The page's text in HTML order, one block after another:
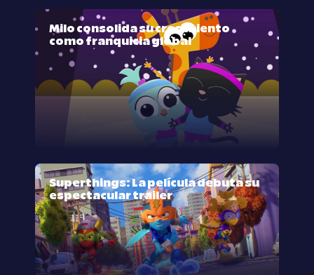
Milo consolida su crecimiento
como franquicia global
Superthings: La película debuta su
espectacular trailer